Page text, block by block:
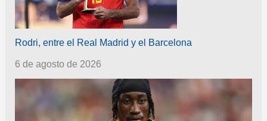
Rodri, entre el Real Madrid y el Barcelona
6 de agosto de 2026